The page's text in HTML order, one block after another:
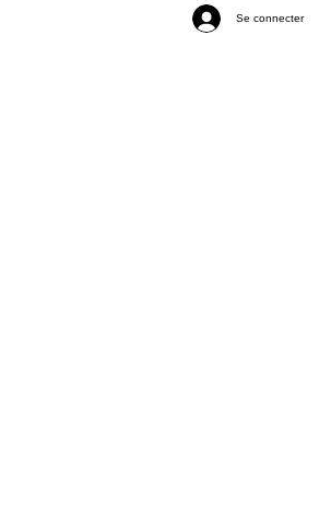
Se connecter